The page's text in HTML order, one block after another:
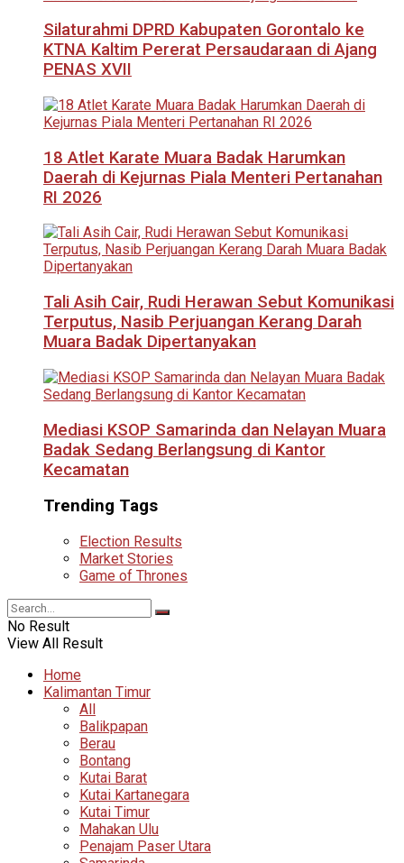
Silaturahmi DPRD Kabupaten Gorontalo ke
KTNA Kaltim Pererat Persaudaraan di Ajang
PENAS XVII
18 Atlet Karate Muara Badak Harumkan
Daerah di Kejurnas Piala Menteri Pertanahan
RI 2026
Tali Asih Cair, Rudi Herawan Sebut Komunikasi
Terputus, Nasib Perjuangan Kerang Darah
Muara Badak Dipertanyakan
Mediasi KSOP Samarinda dan Nelayan Muara
Badak Sedang Berlangsung di Kantor
Kecamatan
Trending Tags
Election Results
Market Stories
Game of Thrones
No Result
View All Result
Home
Kalimantan Timur
All
Balikpapan
Berau
Bontang
Kutai Barat
Kutai Kartanegara
Kutai Timur
Mahakan Ulu
Penajam Paser Utara